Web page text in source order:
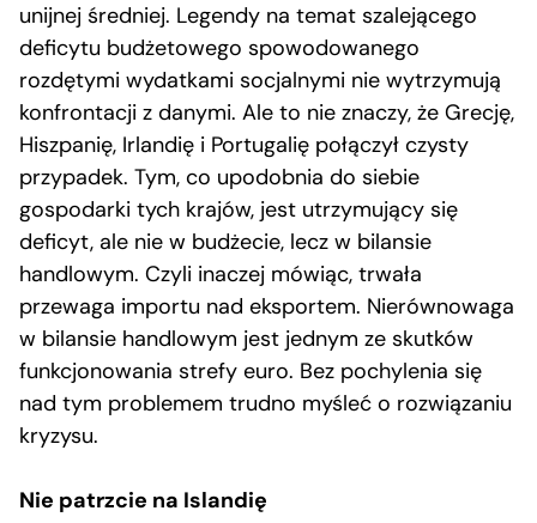
unijnej średniej. Legendy na temat szalejącego
deficytu budżetowego spowodowanego
rozdętymi wydatkami socjalnymi nie wytrzymują
konfrontacji z danymi. Ale to nie znaczy, że Grecję,
Hiszpanię, Irlandię i Portugalię połączył czysty
przypadek. Tym, co upodobnia do siebie
gospodarki tych krajów, jest utrzymujący się
deficyt, ale nie w budżecie, lecz w bilansie
handlowym. Czyli inaczej mówiąc, trwała
przewaga importu nad eksportem. Nierównowaga
w bilansie handlowym jest jednym ze skutków
funkcjonowania strefy euro. Bez pochylenia się
nad tym problemem trudno myśleć o rozwiązaniu
kryzysu.
Nie patrzcie na Islandię